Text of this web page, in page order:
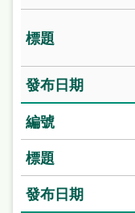
常
見
答
雙
語
詞
彙